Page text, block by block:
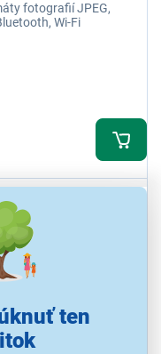
ten
fotografií JPEG,
Wi-Fi